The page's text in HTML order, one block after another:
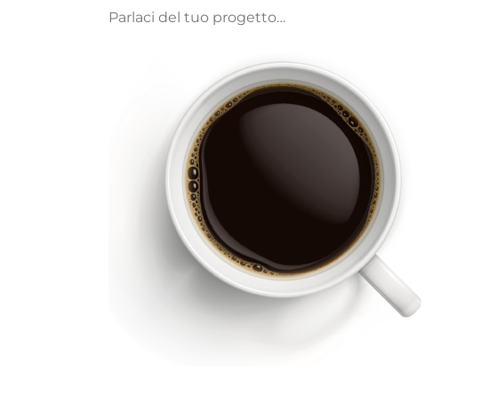
Parlaci del tuo progetto…